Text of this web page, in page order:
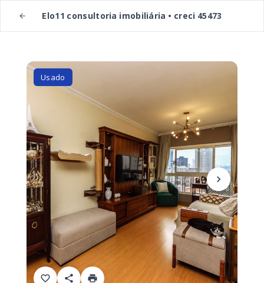
Elo11 consultoria imobiliária • creci 45473
Usado